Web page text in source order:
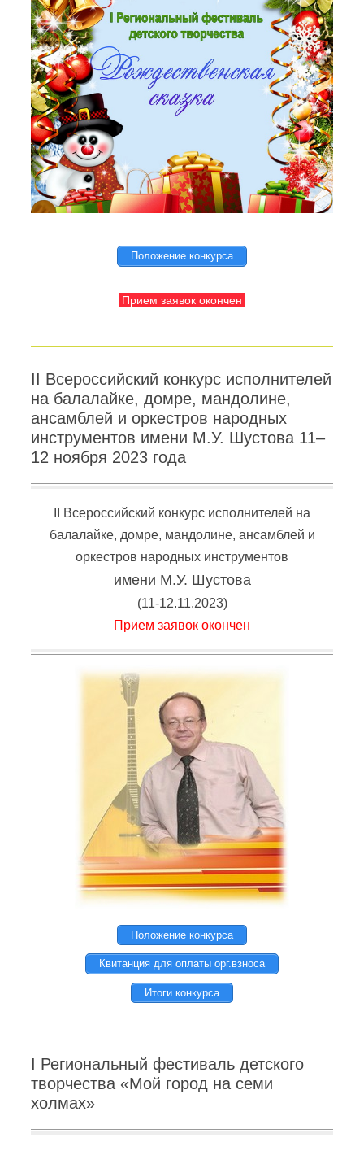
Положение конкурса
Прием заявок окончен
II Всероссийский конкурс исполнителей
на балалайке, домре, мандолине,
ансамблей и оркестров народных
инструментов имени М.У. Шустова 11–
12 ноября 2023 года
II Всероссийский конкурс исполнителей на
балалайке, домре, мандолине, ансамблей и
оркестров народных инструментов
имени М.У. Шустова
(11-12.11.2023)
Прием заявок окончен
Положение конкурса
Квитанция для оплаты орг.взноса
Итоги конкурса
I Региональный фестиваль детского
творчества «Мой город на семи
холмах»